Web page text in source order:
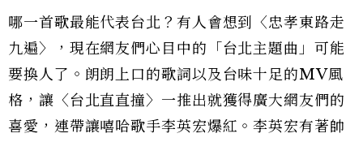
哪一首歌最能代表台北？有人會想到〈忠孝東路走
九遍〉，現在網友們心目中的「台北主題曲」可能
要換人了。朗朗上口的歌詞以及台味十足的MV風
格，讓〈台北直直撞〉一推出就獲得廣大網友們的
喜愛，連帶讓嘻哈歌手李英宏爆紅。李英宏有著帥